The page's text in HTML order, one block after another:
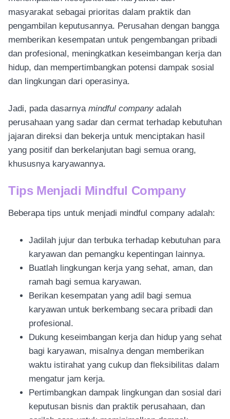
masyarakat sebagai prioritas dalam praktik dan
pengambilan keputusannya. Perusahan dengan bangga
memberikan kesempatan untuk pengembangan pribadi
dan profesional, meningkatkan keseimbangan kerja dan
hidup, dan mempertimbangkan potensi dampak sosial
dan lingkungan dari operasinya.
Jadi, pada dasarnya mindful company adalah
perusahaan yang sadar dan cermat terhadap kebutuhan
jajaran direksi dan bekerja untuk menciptakan hasil
yang positif dan berkelanjutan bagi semua orang,
khususnya karyawannya.
Tips Menjadi Mindful Company
Beberapa tips untuk menjadi mindful company adalah:
Jadilah jujur dan terbuka terhadap kebutuhan para
karyawan dan pemangku kepentingan lainnya.
Buatlah lingkungan kerja yang sehat, aman, dan
ramah bagi semua karyawan.
Berikan kesempatan yang adil bagi semua
karyawan untuk berkembang secara pribadi dan
profesional.
Dukung keseimbangan kerja dan hidup yang sehat
bagi karyawan, misalnya dengan memberikan
waktu istirahat yang cukup dan fleksibilitas dalam
mengatur jam kerja.
Pertimbangkan dampak lingkungan dan sosial dari
keputusan bisnis dan praktik perusahaan, dan